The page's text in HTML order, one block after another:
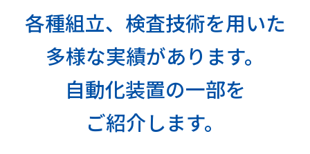
各種組立、検査技術を用いた
多様な実績があります。
自動化装置の一部を
ご紹介します。